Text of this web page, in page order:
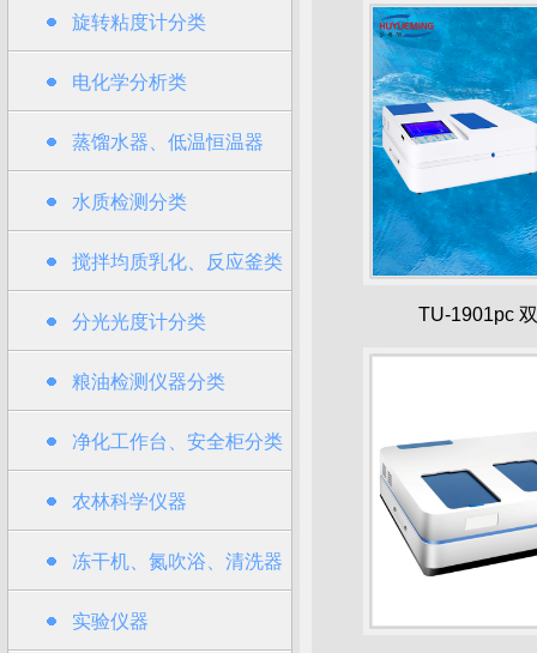
旋转粘度计分类
电化学分析类
蒸馏水器、低温恒温器
水质检测分类
搅拌均质乳化、反应釜类
分光光度计分类
粮油检测仪器分类
净化工作台、安全柜分类
农林科学仪器
冻干机、氮吹浴、清洗器
类
实验仪器
TU-1901pc